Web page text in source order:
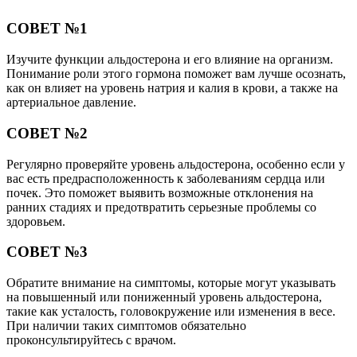
СОВЕТ №1
Изучите функции альдостерона и его влияние на организм.
Понимание роли этого гормона поможет вам лучше осознать,
как он влияет на уровень натрия и калия в крови, а также на
артериальное давление.
СОВЕТ №2
Регулярно проверяйте уровень альдостерона, особенно если у
вас есть предрасположенность к заболеваниям сердца или
почек. Это поможет выявить возможные отклонения на
ранних стадиях и предотвратить серьезные проблемы со
здоровьем.
СОВЕТ №3
Обратите внимание на симптомы, которые могут указывать
на повышенный или пониженный уровень альдостерона,
такие как усталость, головокружение или изменения в весе.
При наличии таких симптомов обязательно
проконсультируйтесь с врачом.